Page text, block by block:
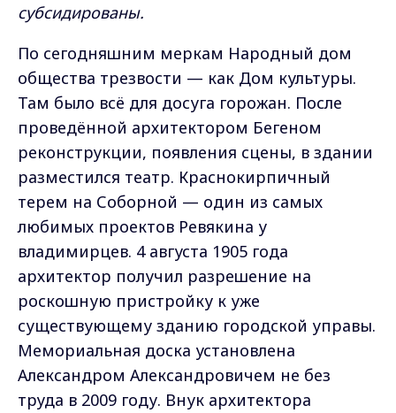
субсидированы.
По сегодняшним меркам Народный дом
общества трезвости — как Дом культуры.
Там было всё для досуга горожан. После
проведённой архитектором Бегеном
реконструкции, появления сцены, в здании
разместился театр. Краснокирпичный
терем на Соборной — один из самых
любимых проектов Ревякина у
владимирцев. 4 августа 1905 года
архитектор получил разрешение на
роскошную пристройку к уже
существующему зданию городской управы.
Мемориальная доска установлена
Александром Александровичем не без
труда в 2009 году. Внук архитектора